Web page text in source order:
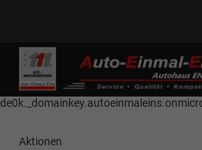
------------ Host Name :
selector1-aee-
Name : selector2._domainkey Points to
Aktionen